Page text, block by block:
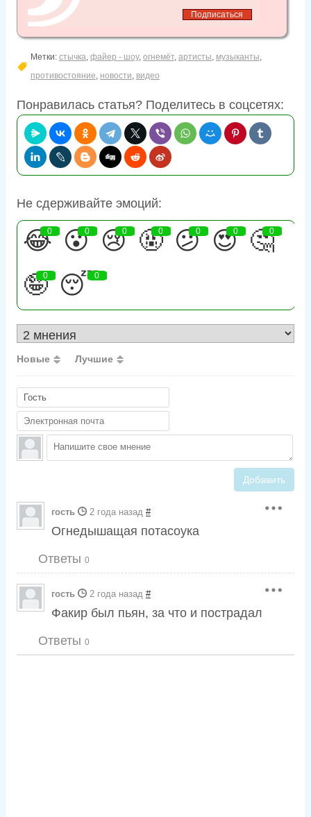
Метки: стычка файер - шоу, огнемёт, артисты музыканты
противостояние новости видео
Понравилась статья? Поделитесь в соцсетях:
Не сдерживайте эмоций:
😂
0 😮
0 😢
0 🤬
0 😕
0 😍
0 🤔
0
🤪
0 😴
0
Новые Лучшие
Добавить
гость 2 года назад #
Огнедышащая потасоука
Ответы 0
гость 2 года назад #
Факир был пьян, за что и пострадал
Ответы 0